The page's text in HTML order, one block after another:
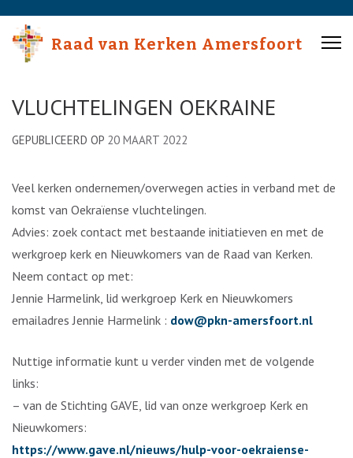
content
Enter)
Raad van Kerken Amersfoort
VLUCHTELINGEN OEKRAINE
GEPUBLICEERD OP 20 MAART 2022
Veel kerken ondernemen/overwegen acties in verband met de
komst van Oekraïense vluchtelingen.
Advies: zoek contact met bestaande initiatieven en met de
werkgroep kerk en Nieuwkomers van de Raad van Kerken.
Neem contact op met:
Jennie Harmelink, lid werkgroep Kerk en Nieuwkomers
emailadres Jennie Harmelink : dow@pkn-amersfoort.nl
Nuttige informatie kunt u verder vinden met de volgende
links:
– van de Stichting GAVE, lid van onze werkgroep Kerk en
Nieuwkomers:
https://www.gave.nl/nieuws/hulp-voor-oekraiense-